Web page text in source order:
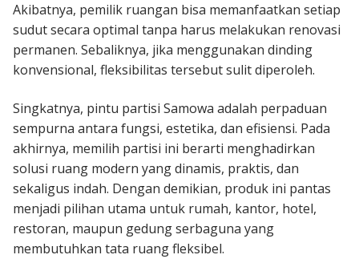
Akibatnya, pemilik ruangan bisa memanfaatkan setiap
sudut secara optimal tanpa harus melakukan renovasi
permanen. Sebaliknya, jika menggunakan dinding
konvensional, fleksibilitas tersebut sulit diperoleh.
Singkatnya, pintu partisi Samowa adalah perpaduan
sempurna antara fungsi, estetika, dan efisiensi. Pada
akhirnya, memilih partisi ini berarti menghadirkan
solusi ruang modern yang dinamis, praktis, dan
sekaligus indah. Dengan demikian, produk ini pantas
menjadi pilihan utama untuk rumah, kantor, hotel,
restoran, maupun gedung serbaguna yang
membutuhkan tata ruang fleksibel.